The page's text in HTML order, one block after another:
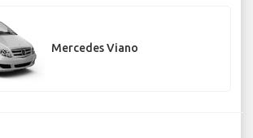
Mercedes Viano